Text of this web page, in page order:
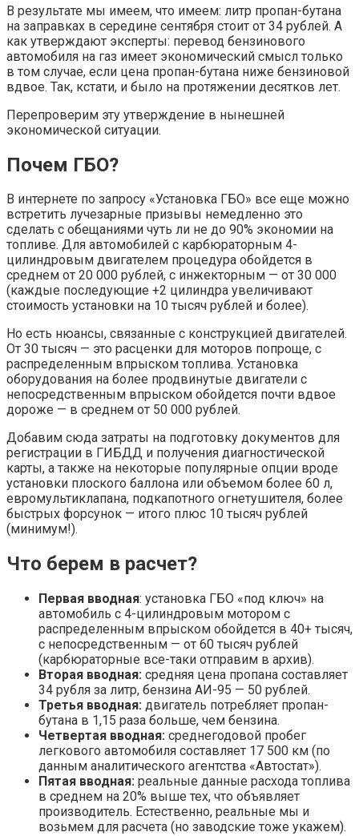
В результате мы имеем, что имеем: литр пропан-бутана
на заправках в середине сентября стоит от 34 рублей. А
как утверждают эксперты: перевод бензинового
автомобиля на газ имеет экономический смысл только
в том случае, если цена пропан-бутана ниже бензиновой
вдвое. Так, кстати, и было на протяжении десятков лет.
Перепроверим эту утверждение в нынешней
экономической ситуации.
Почем ГБО?
В интернете по запросу «Установка ГБО» все еще можно
встретить лучезарные призывы немедленно это
сделать с обещаниями чуть ли не до 90% экономии на
топливе. Для автомобилей с карбюраторным 4-
цилиндровым двигателем процедура обойдется в
среднем от 20 000 рублей, с инжекторным — от 30 000
(каждые последующие +2 цилиндра увеличивают
стоимость установки на 10 тысяч рублей и более).
Но есть нюансы, связанные с конструкцией двигателей.
От 30 тысяч — это расценки для моторов попроще, с
распределенным впрыском топлива. Установка
оборудования на более продвинутые двигатели с
непосредственным впрыском обойдется почти вдвое
дороже — в среднем от 50 000 рублей.
Добавим сюда затраты на подготовку документов для
регистрации в ГИБДД и получения диагностической
карты, а также на некоторые популярные опции вроде
установки плоского баллона или объемом более 60 л,
евромультиклапана, подкапотного огнетушителя, более
быстрых форсунок — итого плюс 10 тысяч рублей
(минимум!).
Что берем в расчет?
Первая вводная: установка ГБО «под ключ» на
автомобиль с 4-цилиндровым мотором с
распределенным впрыском обойдется в 40+ тысяч,
с непосредственным — от 60 тысяч рублей
(карбюраторные все-таки отправим в архив).
Вторая вводная: средняя цена пропана составляет
34 рубля за литр, бензина АИ-95 — 50 рублей.
Третья вводная: двигатель потребляет пропан-
бутана в 1,15 раза больше, чем бензина.
Четвертая вводная: среднегодовой пробег
легкового автомобиля составляет 17 500 км (по
данным аналитического агентства «Автостат»).
Пятая вводная: реальные данные расхода топлива
в среднем на 20% выше тех, что объявляет
производитель. Естественно, реальные мы и
возьмем для расчета (но заводские тоже укажем).